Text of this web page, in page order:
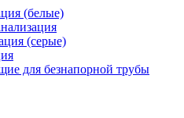
(белые)
(серые)
для безнапорной трубы